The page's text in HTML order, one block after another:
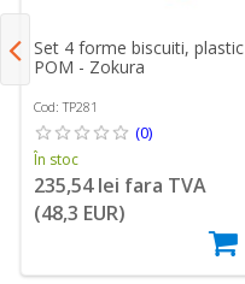
Set 4 forme biscuiti, plastic
POM - Zokura
Cod: TP281
(0)
În stoc
235,54 lei fara TVA
(48,3 EUR)